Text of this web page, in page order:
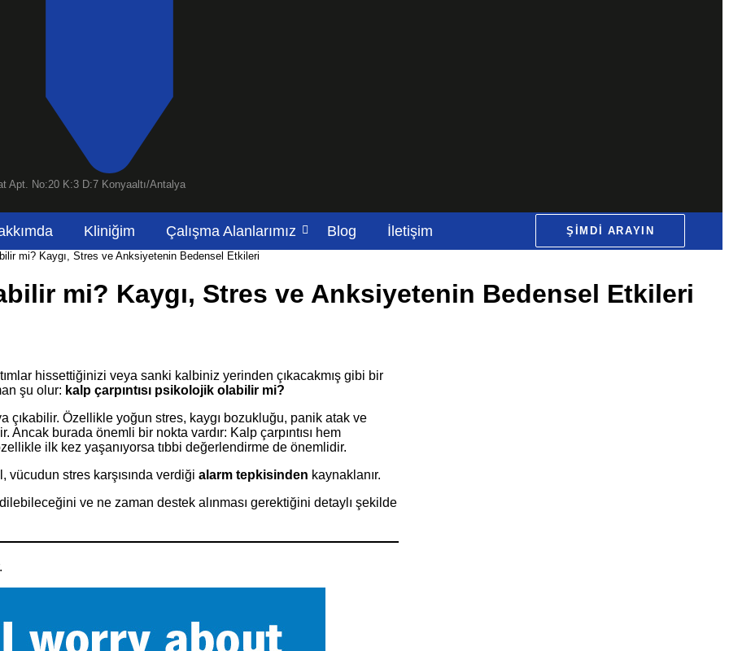
Apt. No:20 K:3 D:7 Konyaaltı/Antalya
Kliniğim Çalışma Alanlarımız Blog İletişim ŞIMDI ARAYIN
mi? Kaygı, Stres ve Anksiyetenin Bedensel Etkileri
mi? Kaygı, Stres ve Anksiyetenin Bedensel Etkileri
hissettiğinizi veya sanki kalbiniz yerinden çıkacakmış gibi bir
şu olur: kalp çarpıntısı psikolojik olabilir mi?
çıkabilir. Özellikle yoğun stres, kaygı bozukluğu, panik atak ve
burada önemli bir nokta vardır: Kalp çarpıntısı hem
ilk kez yaşanıyorsa tıbbi değerlendirme de önemlidir.
vücudun stres karşısında verdiği alarm tepkisinden kaynaklanır.
ve ne zaman destek alınması gerektiğini detaylı şekilde